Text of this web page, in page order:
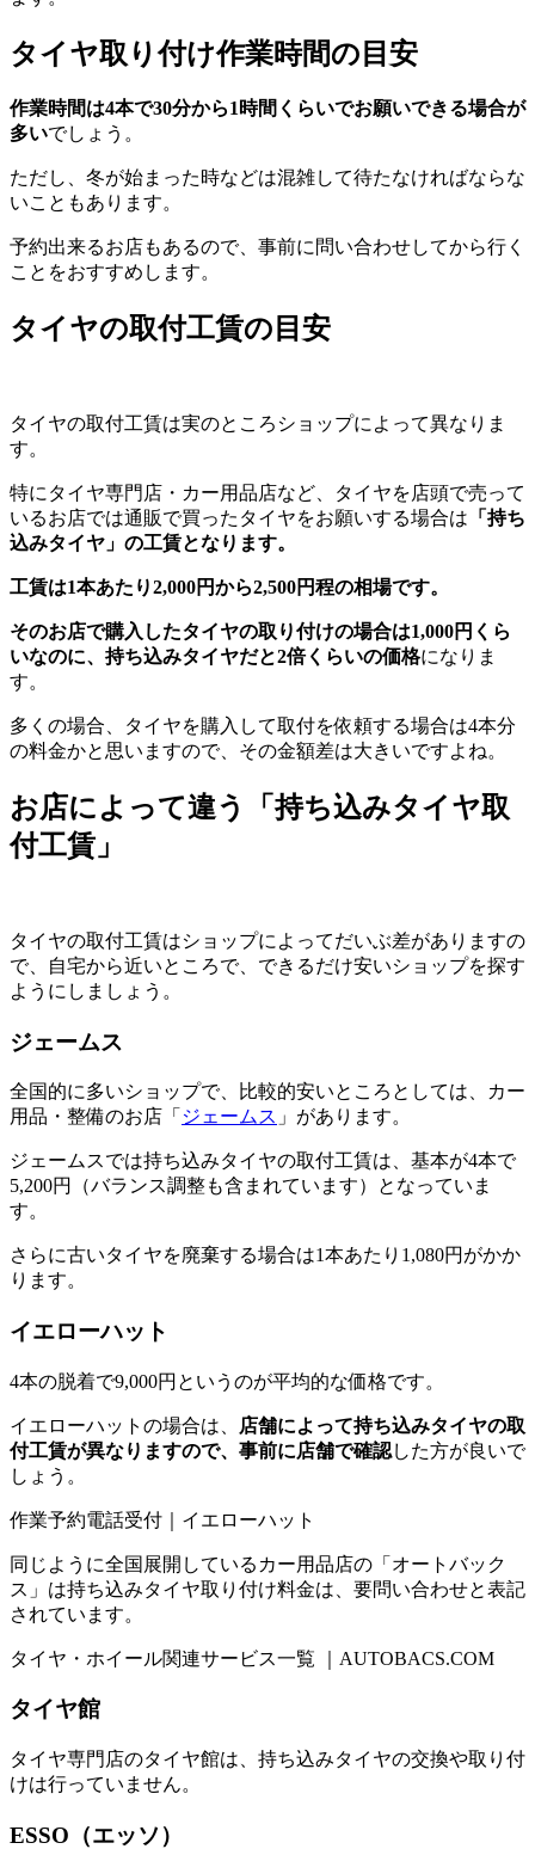
タイヤ取り付け作業時間の目安
作業時間は4本で30分から1時間くらいでお願いできる場合が
多いでしょう。
ただし、冬が始まった時などは混雑して待たなければならな
いこともあります。
予約出来るお店もあるので、事前に問い合わせしてから行く
ことをおすすめします。
タイヤの取付工賃の目安
タイヤの取付工賃は実のところショップによって異なりま
す。
特にタイヤ専門店・カー用品店など、タイヤを店頭で売って
いるお店では通販で買ったタイヤをお願いする場合は 「持ち
込みタイヤ」の工賃となります。
工賃は1本あたり2,000円から2,500円程の相場です。
そのお店で購入したタイヤの取り付けの場合は1,000円くら
いなのに、持ち込みタイヤだと2倍くらいの価格になりま
す。
多くの場合、タイヤを購入して取付を依頼する場合は4本分
の料金かと思いますので、その金額差は大きいですよね。
お店によって違う「持ち込みタイヤ取
付工賃」
タイヤの取付工賃はショップによってだいぶ差がありますの
で、自宅から近いところで、できるだけ安いショップを探す
ようにしましょう。
ジェームス
全国的に多いショップで、比較的安いところとしては、カー
用品・整備のお店「 ジェームス 」があります。
ジェームスでは持ち込みタイヤの取付工賃は、基本が4本で
5,200円（バランス調整も含まれています）となっていま
す。
さらに古いタイヤを廃棄する場合は1本あたり1,080円がかか
ります。
イエローハット
4本の脱着で9,000円というのが平均的な価格です。
イエローハットの場合は、
店舗によって持ち込みタイヤの取
付工賃が異なりますので、事前に店舗で確認した方が良いで
しょう。
作業予約電話受付｜イエローハット
同じように全国展開しているカー用品店の「オートバック
ス」は持ち込みタイヤ取り付け料金は、要問い合わせと表記
されています。
タイヤ・ホイール関連サービス一覧 ｜AUTOBACS.COM
タイヤ館
タイヤ専門店のタイヤ館は、持ち込みタイヤの交換や取り付
けは行っていません。
ESSO（エッソ）